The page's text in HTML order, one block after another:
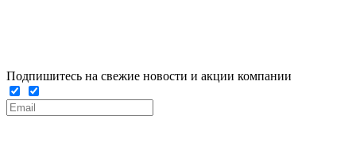
Подпишитесь на свежие новости и акции компании